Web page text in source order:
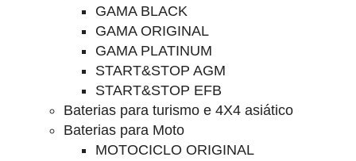
GAMA BLACK
GAMA ORIGINAL
GAMA PLATINUM
START&STOP AGM
START&STOP EFB
Baterias para turismo e 4X4 asiático
Baterias para Moto
MOTOCICLO ORIGINAL